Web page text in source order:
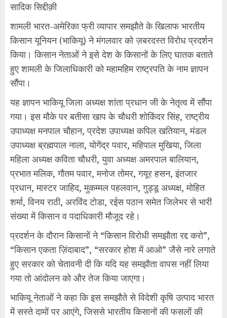
सादिक सिद्दीक़ी
शामली भारत-अमेरिका फ्री व्यापार समझौते के खिलाफ भारतीय
किसान यूनियन (भाकियू) ने मंगलवार को ज़बरदस्त विरोध प्रदर्शन
किया। किसान नेताओं ने इसे देश के किसानों के लिए घातक बताते
हुए शामली के जिलाधिकारी को महामहिम राष्ट्रपति के नाम ज्ञापन
सौंपा।
यह ज्ञापन भाकियू जिला अध्यक्ष शांता प्रधान जी के नेतृत्व में सौंपा
गया। इस मौके पर बतीसा खाप के चौधरी शोकिंदर सिंह, राष्ट्रीय
उपाध्यक्ष मनपाल चौहान, प्रदेश उपाध्यक्ष कपिल खतियान, मंडल
उपाध्यक्ष ब्रह्मपाल नाला, योगेंद्र पवार, महिपाल मुखिया, जिला
महिला अध्यक्ष कविता चौधरी, युवा अध्यक्ष अमरपाल बालियान,
प्रभात मलिक, गौतम पवार, मनोज तोमर, गयूर हसन, इंतजार
प्रधान, मास्टर जाहिद, मुकम्मल पहलवान, गुड्डू अध्यक्ष, मोहित
शर्मा, विनय राठी, अरविंद टोडा, रईस पठान समेत जिलेभर से भारी
संख्या में किसान व पदाधिकारी मौजूद रहे।
प्रदर्शन के दौरान किसानों ने “किसान विरोधी समझौता रद्द करो”,
“किसान एकता ज़िंदाबाद”, “सरकार होश में आओ” जैसे नारे लगाते
हुए सरकार को चेतावनी दी कि यदि यह समझौता वापस नहीं लिया
गया तो आंदोलन को और तेज किया जाएगा।
भाकियू नेताओं ने कहा कि इस समझौते से विदेशी कृषि उत्पाद भारत
में सस्ते दामों पर आएंगे, जिससे भारतीय किसानों की फसलों की